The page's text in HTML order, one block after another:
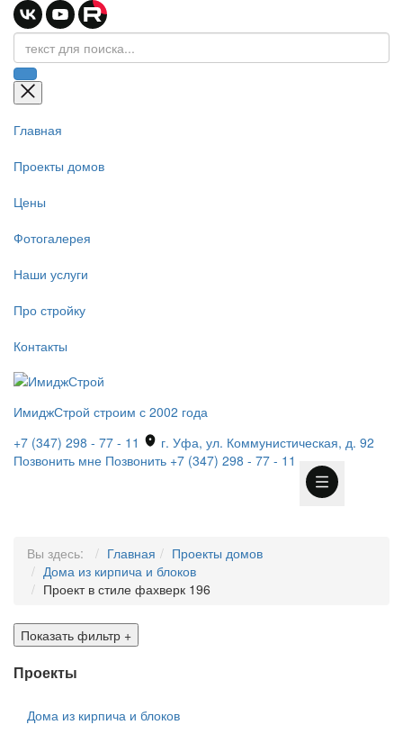
Главная
Проекты домов
Цены
Фотогалерея
Наши услуги
Про стройку
Контакты
ИмиджСтрой строим с 2002 года
+7 (347) 298 - 77 - 11
г. Уфа, ул. Коммунистическая, д. 92
Позвонить мне Позвонить +7 (347) 298 - 77 - 11
Вы здесь: Главная
Проекты домов
Дома из кирпича и блоков
Проект в стиле фахверк 196
Показать фильтр +
Проекты
Дома из кирпича и блоков